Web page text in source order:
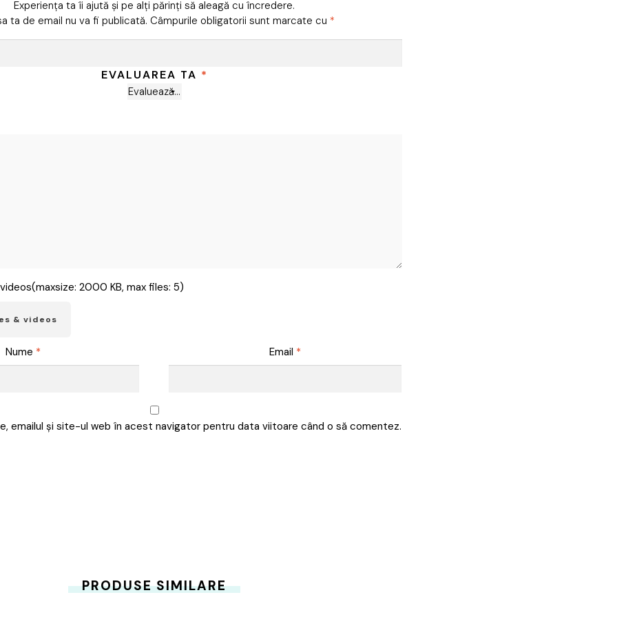
Experiența ta îi ajută și pe alți părinți să aleagă cu încredere.
ta de email nu va fi publicată. Câmpurile obligatorii sunt marcate cu *
EVALUAREA TA *
2000 KB, max files: 5)
& videos
Nume * Email *
emailul și site-ul web în acest navigator pentru data viitoare când o să comentez.
PRODUSE SIMILARE